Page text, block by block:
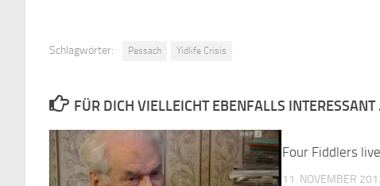
Schlagwörter: Pessach Yidlife Crisis
FÜR DICH VIELLEICHT EBENFALLS
Four Fiddlers
11. NOVEMBER